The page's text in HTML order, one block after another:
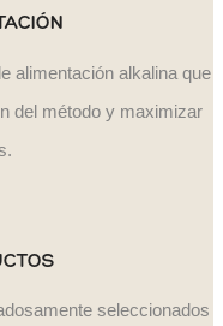
alimentación alkalina que
del método y maximizar
seleccionados